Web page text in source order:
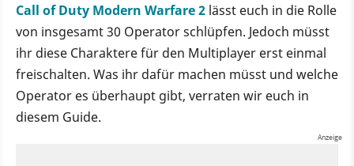
Call of Duty Modern Warfare 2 lässt euch in die Rolle
von insgesamt 30 Operator schlüpfen. Jedoch müsst
ihr diese Charaktere für den Multiplayer erst einmal
freischalten. Was ihr dafür machen müsst und welche
Operator es überhaupt gibt, verraten wir euch in
diesem Guide.